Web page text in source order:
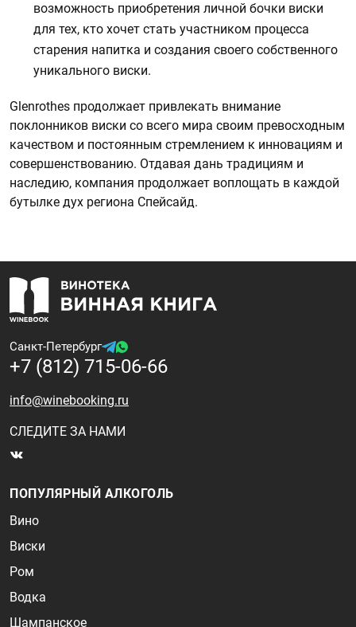
возможность приобретения личной бочки виски
для тех, кто хочет стать участником процесса
старения напитка и создания своего собственного
уникального виски.
Glenrothes продолжает привлекать внимание
поклонников виски со всего мира своим превосходным
качеством и постоянным стремлением к инновациям и
совершенствованию. Отдавая дань традициям и
наследию, компания продолжает воплощать в каждой
бутылке дух региона Спейсайд.
Санкт-Петербург
+7 (812) 715-06-66
info@winebooking.ru
СЛЕДИТЕ ЗА НАМИ
ПОПУЛЯРНЫЙ АЛКОГОЛЬ
Вино
Виски
Ром
Водка
Шампанское